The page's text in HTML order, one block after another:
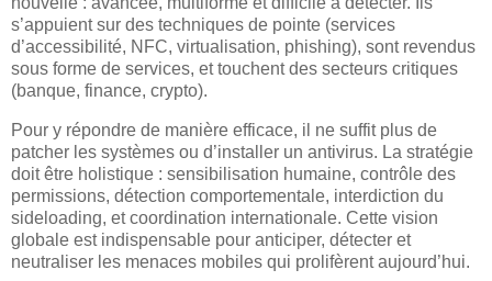
s’appuient sur des techniques de pointe (services
d’accessibilité, NFC, virtualisation, phishing), sont revendus
sous forme de services, et touchent des secteurs critiques
(banque, finance, crypto).
Pour y répondre de manière efficace, il ne suffit plus de
patcher les systèmes ou d’installer un antivirus. La stratégie
doit être holistique : sensibilisation humaine, contrôle des
permissions, détection comportementale, interdiction du
sideloading, et coordination internationale. Cette vision
globale est indispensable pour anticiper, détecter et
neutraliser les menaces mobiles qui prolifèrent aujourd’hui.